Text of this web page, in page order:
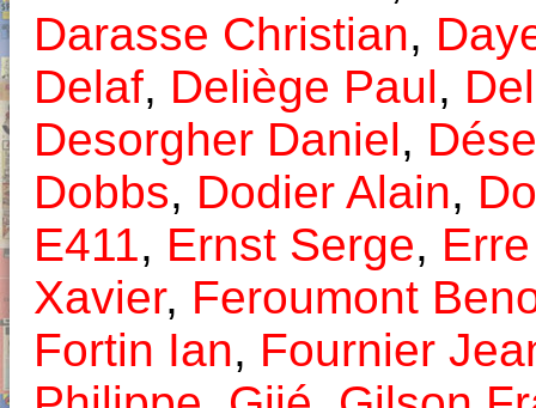
Darasse Christian,
Delaf, Deliège Paul,
Desorgher Daniel,
Dobbs, Dodier Alain,
E411, Ernst Serge,
Xavier, Feroumont
Fortin Ian, Fournier